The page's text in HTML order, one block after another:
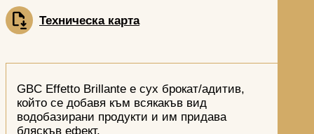
Техническа карта
GBC Effetto Brillante е сух брокат/адитив,
който се добавя към всякакъв вид
водобазирани продукти и им придава
бляскъв ефект.